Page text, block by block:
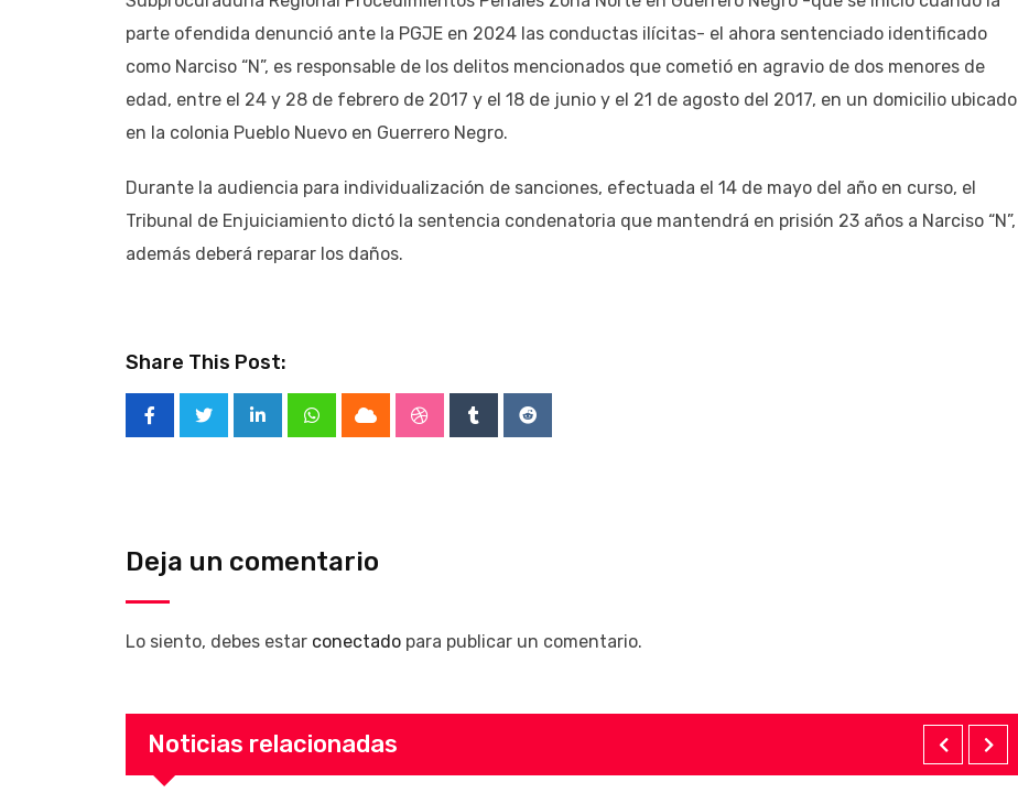
parte ofendida denunció ante la PGJE en 2024 las conductas ilícitas- el ahora sentenciado identificado
como Narciso “N”, es responsable de los delitos mencionados que cometió en agravio de dos menores de
edad, entre el 24 y 28 de febrero de 2017 y el 18 de junio y el 21 de agosto del 2017, en un domicilio ubicado
en la colonia Pueblo Nuevo en Guerrero Negro.
Durante la audiencia para individualización de sanciones, efectuada el 14 de mayo del año en curso, el
Tribunal de Enjuiciamiento dictó la sentencia condenatoria que mantendrá en prisión 23 años a Narciso “N”,
además deberá reparar los daños.
Share This Post:
LinkedInWhatsappCloud StumbleUpon
TumblrReddit
Deja un comentario
Lo siento, debes estar conectado para publicar un comentario.
Noticias relacionadas